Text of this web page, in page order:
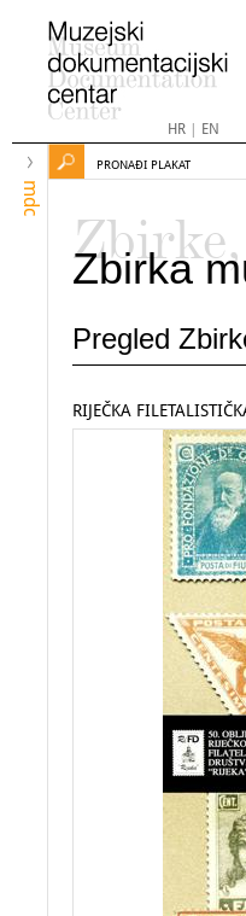
HR| EN
mdc
PRONAĐI PLAKAT
Zbirka
Pregled
RIJEČKA